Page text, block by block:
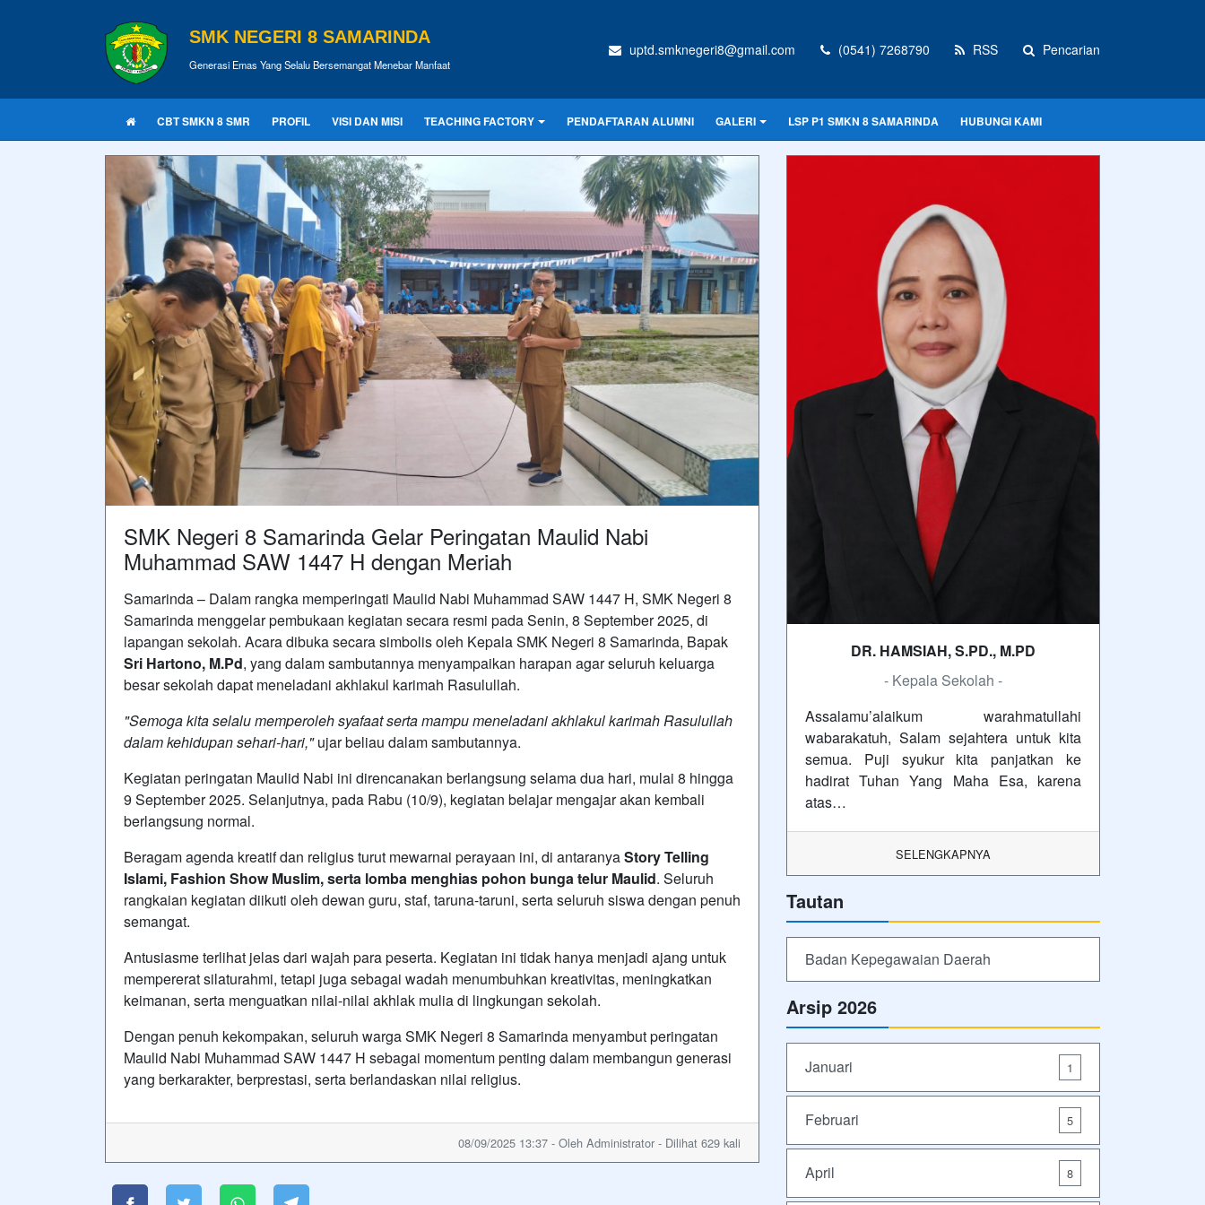
SMK NEGERI 8 SAMARINDA
Generasi Emas Yang Selalu Bersemangat Menebar Manfaat
uptd.smknegeri8@gmail.com (0541) 7268790 RSS Pencarian
CBT SMKN 8 SMR PROFIL VISI DAN MISI TEACHING FACTORY PENDAFTARAN ALUMNI GALERI LSP P1 SMKN 8 SAMARINDA HUBUNGI KAMI
SMK Negeri 8 Samarinda Gelar Peringatan Maulid Nabi
Muhammad SAW 1447 H dengan Meriah
Samarinda – Dalam rangka memperingati Maulid Nabi Muhammad SAW 1447 H, SMK Negeri 8
Samarinda menggelar pembukaan kegiatan secara resmi pada Senin, 8 September 2025, di
lapangan sekolah. Acara dibuka secara simbolis oleh Kepala SMK Negeri 8 Samarinda, Bapak
Sri Hartono, M.Pd, yang dalam sambutannya menyampaikan harapan agar seluruh keluarga
besar sekolah dapat meneladani akhlakul karimah Rasulullah.
"Semoga kita selalu memperoleh syafaat serta mampu meneladani akhlakul karimah Rasulullah
dalam kehidupan sehari-hari,"ujar beliau dalam sambutannya.
Kegiatan peringatan Maulid Nabi ini direncanakan berlangsung selama dua hari, mulai 8 hingga
9 September 2025. Selanjutnya, pada Rabu (10/9), kegiatan belajar mengajar akan kembali
berlangsung normal.
Beragam agenda kreatif dan religius turut mewarnai perayaan ini, di antaranyaStory Telling
Islami, Fashion Show Muslim, serta lomba menghias pohon bunga telur Maulid. Seluruh
rangkaian kegiatan diikuti oleh dewan guru, staf, taruna-taruni, serta seluruh siswa dengan penuh
semangat.
Antusiasme terlihat jelas dari wajah para peserta. Kegiatan ini tidak hanya menjadi ajang untuk
mempererat silaturahmi, tetapi juga sebagai wadah menumbuhkan kreativitas, meningkatkan
keimanan, serta menguatkan nilai-nilai akhlak mulia di lingkungan sekolah.
Dengan penuh kekompakan, seluruh warga SMK Negeri 8 Samarinda menyambut peringatan
Maulid Nabi Muhammad SAW 1447 H sebagai momentum penting dalam membangun generasi
yang berkarakter, berprestasi, serta berlandaskan nilai religius.
08/09/2025 13:37 - Oleh Administrator - Dilihat 629 kali
DR. HAMSIAH, S.PD., M.PD
- Kepala Sekolah -
Assalamu’alaikum warahmatullahi
wabarakatuh, Salam sejahtera untuk kita
semua. Puji syukur kita panjatkan ke
hadirat Tuhan Yang Maha Esa, karena
atas…
SELENGKAPNYA
Tautan
Badan Kepegawaian Daerah
Arsip 2026
Januari 1
Februari 5
April 8